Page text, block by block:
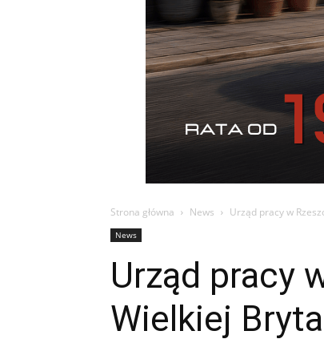
Strona główna News Urząd pracy w
News
Urząd pracy
Wielkiej